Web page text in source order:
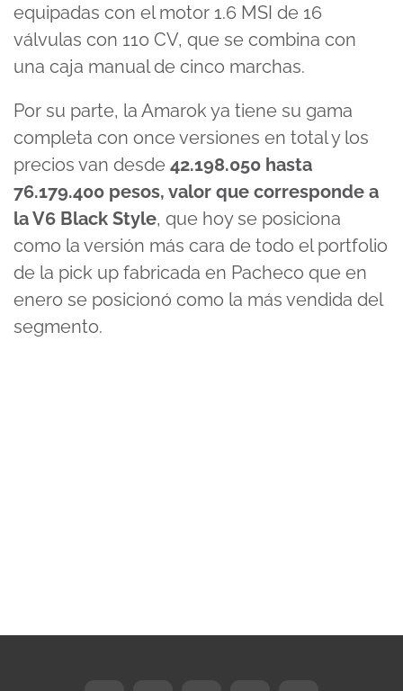
equipadas con el motor 1.6 MSI de 16
válvulas con 110 CV, que se combina con
una caja manual de cinco marchas.
Por su parte, la Amarok ya tiene su gama
completa con once versiones en total y los
precios van desde 42.198.050 hasta
76.179.400 pesos, valor que corresponde a
la V6 Black Style, que hoy se posiciona
como la versión más cara de todo el portfolio
de la pick up fabricada en Pacheco que en
enero se posicionó como la más vendida del
segmento.